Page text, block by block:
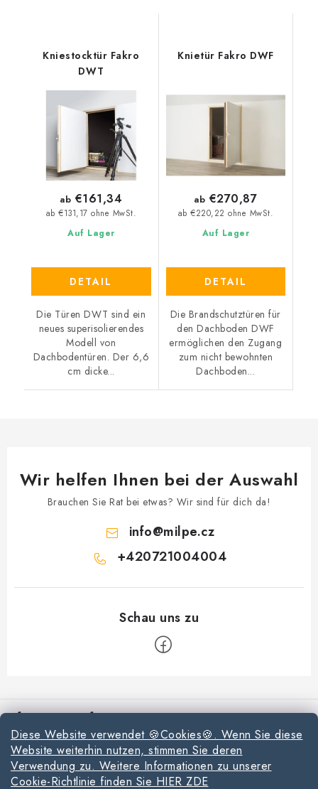
Diese Website verwendet 🍪Cookies🍪. Wenn Sie diese
Website weiterhin nutzen, stimmen Sie deren
Verwendung zu. Weitere Informationen zu unserer
Cookie-Richtlinie finden Sie HIER ZDE
Kniestocktür Fakro
DWT
Auf Lager
ab €131,17 ohne MwSt.
ab €161,34
DETAIL
Die Türen DWT sind ein
neues superisolierendes
Modell von
Dachbodentüren. Der 6,6
cm dicke...
Knietür Fakro DWF
Auf Lager
ab €220,22 ohne MwSt.
ab €270,87
DETAIL
Die Brandschutztüren für
den Dachboden DWF
ermöglichen den Zugang
zum nicht bewohnten
Dachboden...
Wir helfen Ihnen bei der Auswahl
Brauchen Sie Rat bei etwas? Wir sind für dich da!
info@milpe.cz
+420721004004
u
ß Informationen für Sie
Reklamationen und Rücksendungen
Richtlinien zur Verwendung von Cookies